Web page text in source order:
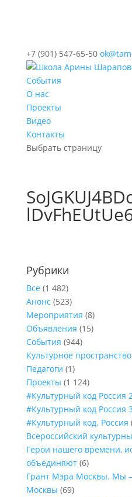
+7 (901) 547-65-50
События
О нас
Проекты
Видео
Контакты
Выбрать страницу
Рубрики
Все (1 482)
Анонс (523)
Мероприятия (8)
Объявления (15)
События (944)
Культурное пространство
Педагоги (1)
Проекты (1 124)
#Культурный код Россия
#Культурный код Россия
#Культурный код. Россия
Всероссийский
Герои нашего времени,
объединяют(6)
Грант Мэра Москвы. Мы
Москвы (69)